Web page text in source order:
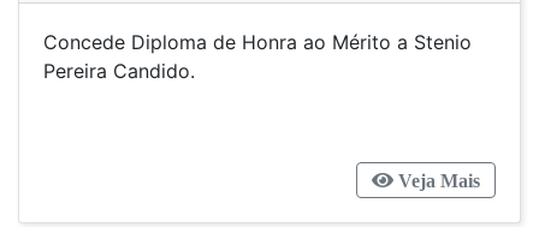
Concede Diploma de Honra ao Mérito a Stenio
Pereira Candido.
Veja Mais